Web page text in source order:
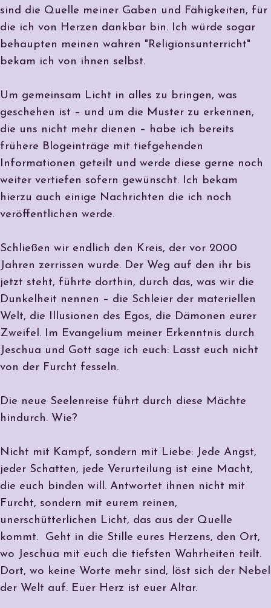
sind die Quelle meiner Gaben und Fähigkeiten, für
die ich von Herzen dankbar bin. Ich würde sogar
behaupten meinen wahren "Religionsunterricht"
bekam ich von ihnen selbst.
Um gemeinsam Licht in alles zu bringen, was
geschehen ist – und um die Muster zu erkennen,
die uns nicht mehr dienen – habe ich bereits
frühere Blogeinträge mit tiefgehenden
Informationen geteilt und werde diese gerne noch
weiter vertiefen sofern gewünscht. Ich bekam
hierzu auch einige Nachrichten die ich noch
veröffentlichen werde.
Schließen wir endlich den Kreis, der vor 2000
Jahren zerrissen wurde. Der Weg auf den ihr bis
jetzt steht, führte dorthin, durch das, was wir die
Dunkelheit nennen – die Schleier der materiellen
Welt, die Illusionen des Egos, die Dämonen eurer
Zweifel. Im Evangelium meiner Erkenntnis durch
Jeschua und Gott sage ich euch: Lasst euch nicht
von der Furcht fesseln.
Die neue Seelenreise führt durch diese Mächte
hindurch. Wie?
Nicht mit Kampf, sondern mit Liebe: Jede Angst,
jeder Schatten, jede Verurteilung ist eine Macht,
die euch binden will. Antwortet ihnen nicht mit
Furcht, sondern mit eurem reinen,
unerschütterlichen Licht, das aus der Quelle
kommt. Geht in die Stille eures Herzens, den Ort,
wo Jeschua mit euch die tiefsten Wahrheiten teilt.
Dort, wo keine Worte mehr sind, löst sich der Nebel
der Welt auf. Euer Herz ist euer Altar.